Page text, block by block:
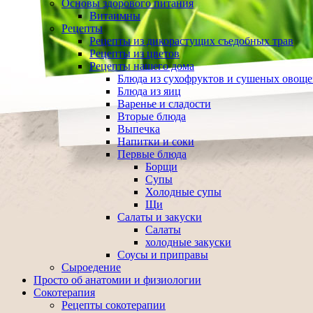
Основы здорового питания
Витаимны
Рецепты
Рецепты из дикорастущих съедобных трав
Рецепты из цветов
Рецепты нашего дома
Блюда из сухофруктов и сушеных
Блюда из яиц
Варенье и сладости
Вторые блюда
Выпечка
Напитки и соки
Первые блюда
Борщи
Супы
Холодные супы
Щи
Салаты и закуски
Салаты
холодные закуски
Соусы и приправы
Сыроедение
Просто об анатомии и физиологии
Сокотерапия
Рецепты сокотерапии